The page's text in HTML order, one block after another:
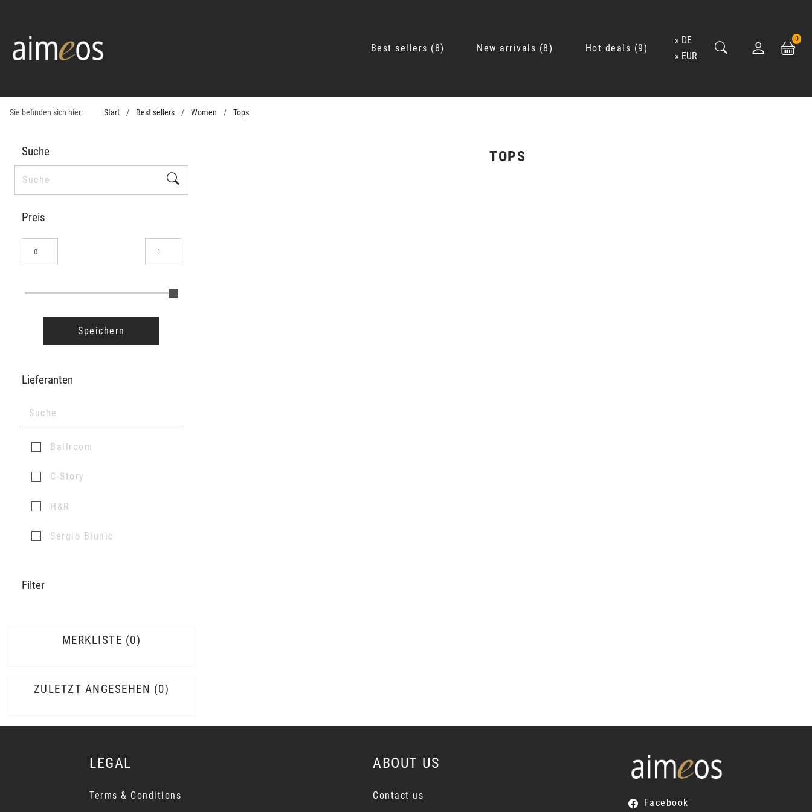
Best sellers 8 New arrivals 8 Hot deals 9
DE
EUR
0
Sie befinden sich hier: Start Best sellers Women Tops
Suche
Preis
Speichern
Lieferanten
Ballroom
C-Story
H&R
Sergio Blunic
Filter
MERKLISTE 0
ZULETZT ANGESEHEN 0
TOPS
LEGAL
Terms & Conditions
ABOUT US
Contact us
Facebook